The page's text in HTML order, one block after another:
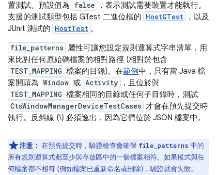
置測試。預設值為 false
，表示測試需要裝置才能執行。
支援的測試類型包括 GTest 二進位檔的 HostGTest
，以及
JUnit 測試的 HostTest 。
file_patterns 屬性可讓您設定規則運算式字串清單，用
來比對任何原始碼檔案的相對路徑 (相對於包含
TEST_MAPPING 檔案的目錄)。在範例中，只有當 Java 檔
案開頭為 Window 或 Activity ，且位於與
TEST_MAPPING 檔案相同的目錄或任何子目錄時，測試
CtsWindowManagerDeviceTestCases 才會在預先提交時
執行。反斜線 (\) 必須逸出，因為它們位於 JSON 檔案中。
注意： 在預先提交時，驗證檢查會確保 file_patterns 中的
所有規則運算式都至少與存放區中的一個檔案相符。如果模式與任
何檔案都不相符 (例如檔案已重新命名或刪除)，驗證就會失敗。